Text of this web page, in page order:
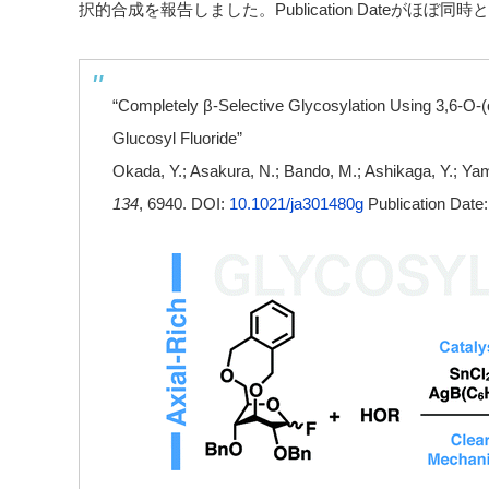
択的合成を報告しました。Publication Dateがほぼ同時
“Completely β-Selective Glycosylation Using 3,6-
Glucosyl Fluoride”
Okada, Y.; Asakura, N.; Bando, M.; Ashikaga, Y.;
134, 6940. DOI: 10.1021/ja301480g Publication